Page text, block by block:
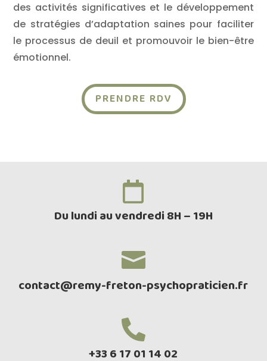
des activités significatives et le développement
de stratégies d’adaptation saines pour faciliter
le processus de deuil et promouvoir le bien-être
émotionnel.
PRENDRE RDV

Du lundi au vendredi 8H – 19H

contact@remy-freton-psychopraticien.fr

‭+33 6 17 01 14 02‬